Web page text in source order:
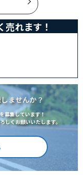
れます！
ませんか？
募集しています！
しくお願いいたします。